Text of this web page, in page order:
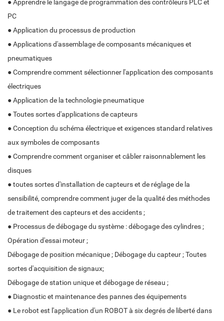
● Apprendre le langage de programmation des contrôleurs PLC et
PC
● Application du processus de production
● Applications d'assemblage de composants mécaniques et
pneumatiques
● Comprendre comment sélectionner l'application des composants
électriques
● Application de la technologie pneumatique
● Toutes sortes d'applications de capteurs
● Conception du schéma électrique et exigences standard relatives
aux symboles de composants
● Comprendre comment organiser et câbler raisonnablement les
disques
● toutes sortes d'installation de capteurs et de réglage de la
sensibilité, comprendre comment juger de la qualité des méthodes
de traitement des capteurs et des accidents ;
● Processus de débogage du système : débogage des cylindres ;
Opération d'essai moteur ;
Débogage de position mécanique ; Débogage du capteur ; Toutes
sortes d'acquisition de signaux;
Débogage de station unique et débogage de réseau ;
● Diagnostic et maintenance des pannes des équipements
● Le robot est l'application d'un ROBOT à six degrés de liberté dans